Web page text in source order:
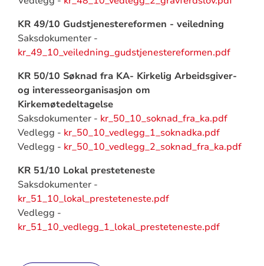
KR 49/10 Gudstjenestereformen - veiledning
Saksdokumenter -
kr_49_10_veiledning_gudstjenestereformen.pdf
KR 50/10 Søknad fra KA- Kirkelig Arbeidsgiver-
og interesseorganisasjon om
Kirkemøtedeltagelse
Saksdokumenter - kr_50_10_soknad_fra_ka.pdf
Vedlegg - kr_50_10_vedlegg_1_soknadka.pdf
Vedlegg - kr_50_10_vedlegg_2_soknad_fra_ka.pdf
KR 51/10 Lokal presteteneste
Saksdokumenter -
kr_51_10_lokal_presteteneste.pdf
Vedlegg -
kr_51_10_vedlegg_1_lokal_presteteneste.pdf